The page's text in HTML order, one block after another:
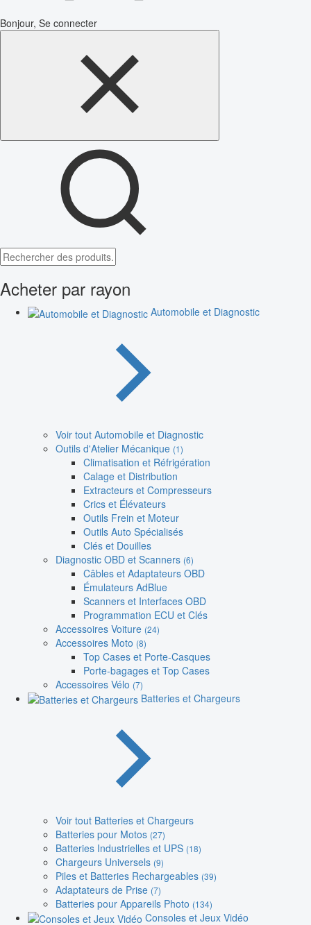
Bonjour, Se connecter
Acheter par rayon
Automobile et Diagnostic
Voir tout Automobile et Diagnostic
Outils d'Atelier Mécanique (1)
Climatisation et Réfrigération
Calage et Distribution
Extracteurs et Compresseurs
Crics et Élévateurs
Outils Frein et Moteur
Outils Auto Spécialisés
Clés et Douilles
Diagnostic OBD et Scanners (6)
Câbles et Adaptateurs OBD
Émulateurs AdBlue
Scanners et Interfaces OBD
Programmation ECU et Clés
Accessoires Voiture (24)
Accessoires Moto (8)
Top Cases et Porte-Casques
Porte-bagages et Top Cases
Accessoires Vélo (7)
Batteries et Chargeurs
Voir tout Batteries et Chargeurs
Batteries pour Motos (27)
Batteries Industrielles et UPS (18)
Chargeurs Universels (9)
Piles et Batteries Rechargeables (39)
Adaptateurs de Prise (7)
Batteries pour Appareils Photo (134)
Consoles et Jeux Vidéo